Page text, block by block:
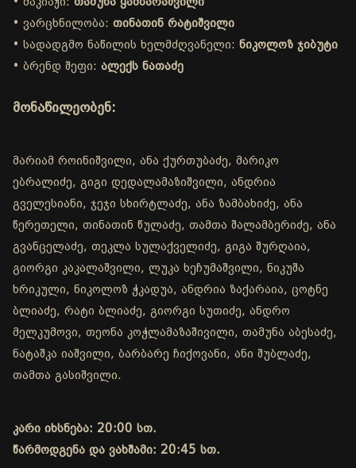
• მაკიაჟი: თამუნა ყამბარაშვილი
• ვარცხნილობა: თინათინ რატიშვილი
• სადადგმო ნაწილის ხელმძღვანელი: ნიკოლოზ ჯიბუტი
• ბრენდ შეფი: ალექს ნათაძე
მონაწილეობენ:
მარიამ როინიშვილი, ანა ქურთუბაძე, მარიკო
ებრალიძე, გიგი დედალამაზიშვილი, ანდრია
გველესიანი, ჯეჯი სხირტლაძე, ანა ზამბახიძე, ანა
წერეთელი, თინათინ წულაძე, თამთა შალამბერიძე, ანა
გვანცელაძე, თეკლა სულაქველიძე, გიგა შურღაია,
გიორგი კაკალაშვილი, ლუკა ხეჩუმაშვილი, ნიკუშა
ხრიკული, ნიკოლოზ ჭკადუა, ანდრია ზაქარაია, ცოტნე
ბლიაძე, რატი ბლიაძე, გიორგი სუთიძე, ანდრო
მელკუმოვი, თეონა კოჭლამაზაშივილი, თამუნა აბესაძე,
ნატაშკა იაშვილი, ბარბარე ჩიქოვანი, ანი შუბლაძე,
თამთა გასიშვილი.
კარი იხსნება: 20:00 სთ.
წარმოდგენა და ვახშამი: 20:45 სთ.